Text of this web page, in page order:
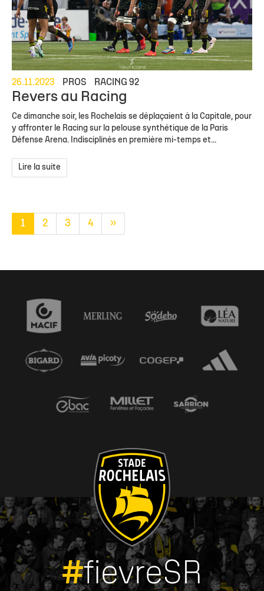
26.11.2023 PROS RACING 92
Revers au Racing
Ce dimanche soir, les Rochelais se déplaçaient à la Capitale, pour
y affronter le Racing sur la pelouse synthétique de la Paris
Défense Arena. Indisciplinés en première mi-temps et...
Lire la suite
1 2 3 4 »
#fievreSR